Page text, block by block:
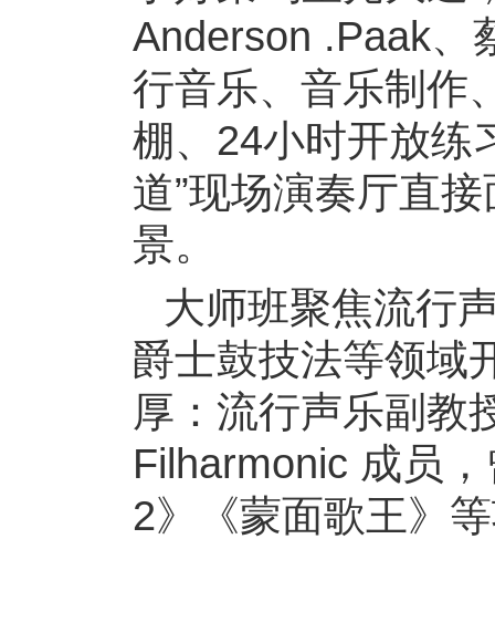
Anderson .Paak、
行音乐、音乐制作
棚、24小时开放练
道”现场演奏厅直
景。
大师班聚焦流行
爵士鼓技法等领域
厚：流行声乐副教
Filharmonic 成员
2》《蒙面歌王》